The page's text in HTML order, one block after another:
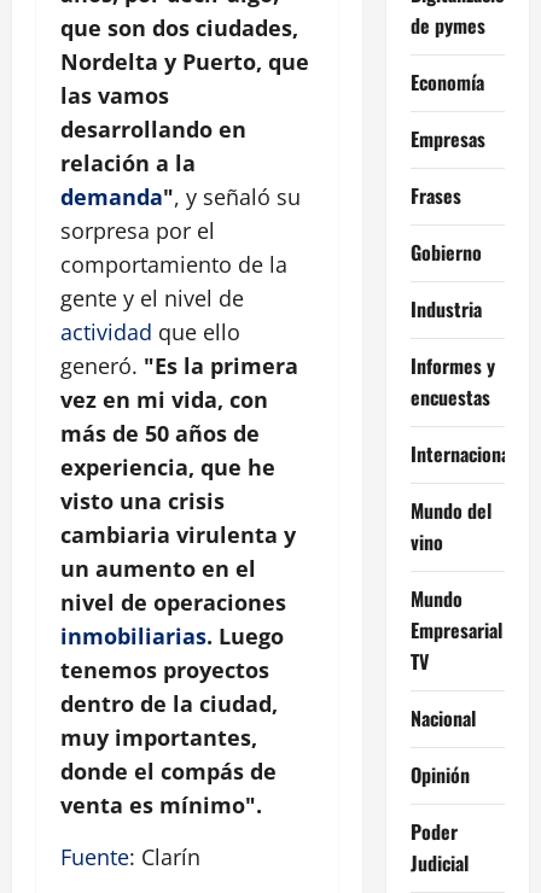
que son dos ciudades,
Nordelta y Puerto, que
las vamos
desarrollando en
relación a la
demanda", y señaló su
sorpresa por el
comportamiento de la
gente y el nivel de
actividad que ello
generó. "Es la primera
vez en mi vida, con
más de 50 años de
experiencia, que he
visto una crisis
cambiaria virulenta y
un aumento en el
nivel de operaciones
inmobiliarias. Luego
tenemos proyectos
dentro de la ciudad,
muy importantes,
donde el compás de
venta es mínimo".
Fuente: Clarín
de pymes
Economía
Empresas
Frases
Gobierno
Industria
Informes y
encuestas
Internacional
Mundo del
vino
Mundo
Empresarial
TV
Nacional
Opinión
Poder
Judicial